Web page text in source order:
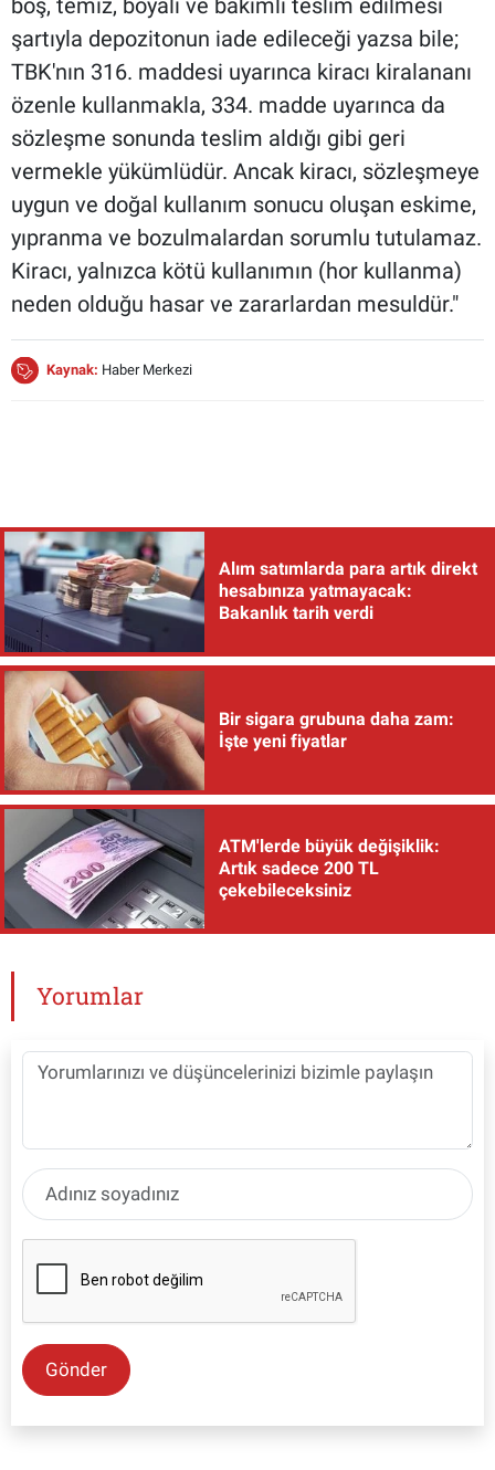
boş, temiz, boyalı ve bakımlı teslim edilmesi
şartıyla depozitonun iade edileceği yazsa bile;
TBK'nın 316. maddesi uyarınca kiracı kiralananı
özenle kullanmakla, 334. madde uyarınca da
sözleşme sonunda teslim aldığı gibi geri
vermekle yükümlüdür. Ancak kiracı, sözleşmeye
uygun ve doğal kullanım sonucu oluşan eskime,
yıpranma ve bozulmalardan sorumlu tutulamaz.
Kiracı, yalnızca kötü kullanımın (hor kullanma)
neden olduğu hasar ve zararlardan mesuldür."
Kaynak: Haber Merkezi
Alım satımlarda para artık direkt
hesabınıza yatmayacak:
Bakanlık tarih verdi
Bir sigara grubuna daha zam:
İşte yeni fiyatlar
ATM'lerde büyük değişiklik:
Artık sadece 200 TL
çekebileceksiniz
Yorumlar
Gönder